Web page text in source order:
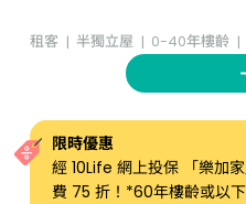
租客 半獨立屋 0-40年樓齡
限時優惠
經 10Life 網上投保 「樂加
費 75 折！*60年樓齡或以